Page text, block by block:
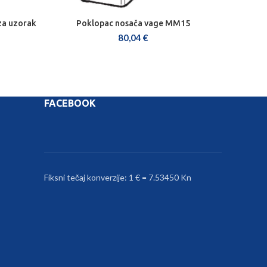
uzorak DODAJ U KOŠARICU
Poklopac nosača vage MM15
80,04 €
FACEBOOK
Fiksni tečaj konverzije: 1 € = 7.53450 Kn